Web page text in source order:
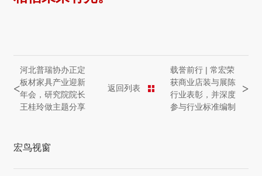
<
河北普瑞协办正定
板材家具产业迎新
年会，研究院院长
王桂玲做主题分享
返回列表
载誉前行 | 常宏荣
获商业店装与展陈
行业表彰，并深度
参与行业标准编制
>
宏鸟视窗